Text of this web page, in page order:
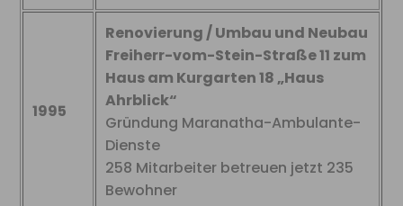
1995
Renovierung / Umbau und Neubau
Freiherr-vom-Stein-Straße 11 zum
Haus am Kurgarten 18 „Haus
Ahrblick“
Gründung Maranatha-Ambulante-
Dienste
258 Mitarbeiter betreuen jetzt 235
Bewohner